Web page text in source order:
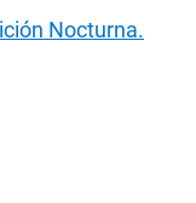
Nocturna.